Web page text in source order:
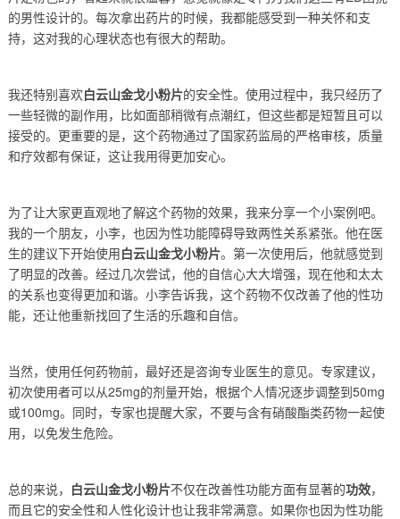
的男性设计的。每次拿出药片的时候，我都能感受到一种关怀和支
持，这对我的心理状态也有很大的帮助。
我还特别喜欢白云山金戈小粉片的安全性。使用过程中，我只经历了
一些轻微的副作用，比如面部稍微有点潮红，但这些都是短暂且可以
接受的。更重要的是，这个药物通过了国家药监局的严格审核，质量
和疗效都有保证，这让我用得更加安心。
为了让大家更直观地了解这个药物的效果，我来分享一个小案例吧。
我的一个朋友，小李，也因为性功能障碍导致两性关系紧张。他在医
生的建议下开始使用白云山金戈小粉片。第一次使用后，他就感觉到
了明显的改善。经过几次尝试，他的自信心大大增强，现在他和太太
的关系也变得更加和谐。小李告诉我，这个药物不仅改善了他的性功
能，还让他重新找回了生活的乐趣和自信。
当然，使用任何药物前，最好还是咨询专业医生的意见。专家建议，
初次使用者可以从25mg的剂量开始，根据个人情况逐步调整到50mg
或100mg。同时，专家也提醒大家，不要与含有硝酸酯类药物一起使
用，以免发生危险。
总的来说， 白云山金戈小粉片不仅在改善性功能方面有显著的功效，
而且它的安全性和人性化设计也让我非常满意。如果你也因为性功能